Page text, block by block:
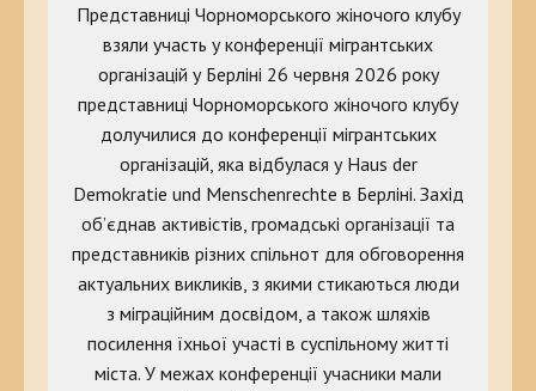
Представниці Чорноморського жіночого клубу
взяли участь у конференції мігрантських
організацій у Берліні 26 червня 2026 року
представниці Чорноморського жіночого клубу
долучилися до конференції мігрантських
організацій, яка відбулася у Haus der
Demokratie und Menschenrechte в Берліні. Захід
об’єднав активістів, громадські організації та
представників різних спільнот для обговорення
актуальних викликів, з якими стикаються люди
з міграційним досвідом, а також шляхів
посилення їхньої участі в суспільному житті
міста. У межах конференції учасники мали